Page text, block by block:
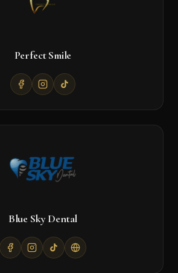
Perfect Smile
Blue Sky Dental